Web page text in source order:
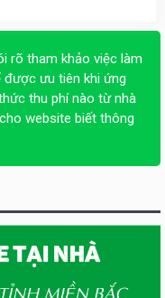
rõ tham khảo việc làm
được ưu tiên khi ứng
thu phí nào từ nhà
website biết thông